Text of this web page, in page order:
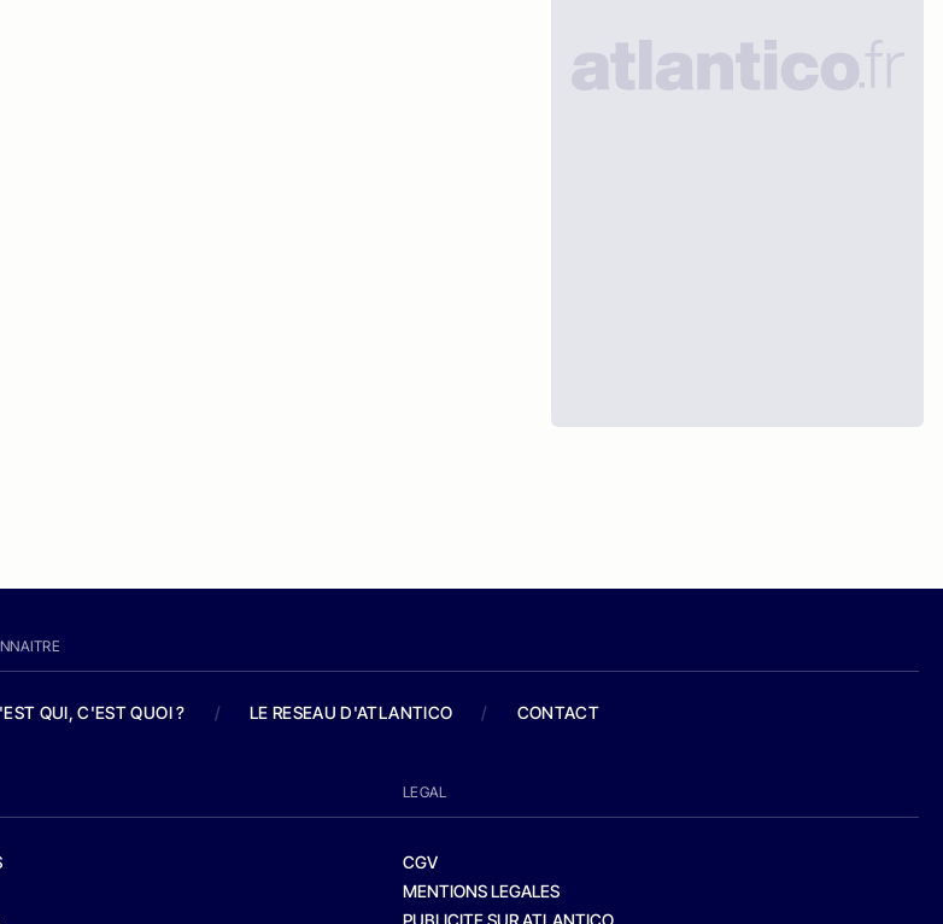
QUI, C'EST QUOI ? / LE RESEAU D'ATLANTICO / CONTACT
LEGAL
CGV
MENTIONS LEGALES
PUBLICITE SUR ATLANTICO